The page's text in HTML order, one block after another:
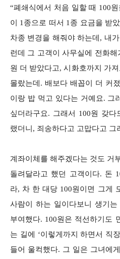
“폐쇄식에서 처음 일할 때 100
이 1종으로 떠서 1종 요금을 받
차종 변경을 해줘야 하는데, 내
런데 그 고객이 사무실에 전화
원 더 받았다고, 시화호까지 가
몰랐는데. 배보다 배꼽이 더 커
이랑 밥 먹고 있다는 거예요. 그
싶더라구요. 그래서 100원 갖다
랬더니, 죄송하다고 고맙다고
계좌이체를 해주겠다는 것도 거
돌려달라고 했던 고객이다. 돈
라, 차 한 대당 100원이면 그게
사람이 하는 일이다보니 생기
부여했다. 100원은 적선하기도
는 길에 ‘이렇게까지 하면서 직
들어 울컥했다. 그 일은 그녀에